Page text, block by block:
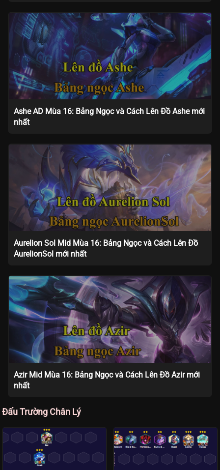
Ashe AD Mùa 16: Bảng Ngọc và Cách Lên Đồ Ashe mới
nhất
Aurelion Sol Mid Mùa 16: Bảng Ngọc và Cách Lên Đồ
AurelionSol mới nhất
Azir Mid Mùa 16: Bảng Ngọc và Cách Lên Đồ Azir mới
nhất
Đấu Trường Chân Lý